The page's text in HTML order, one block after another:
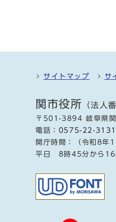
サイトマップ サ
関市役所 （法
〒501-3894 岐阜県
電話： 0575-22-3131
開庁時間：（令和8
平日 8時45分から